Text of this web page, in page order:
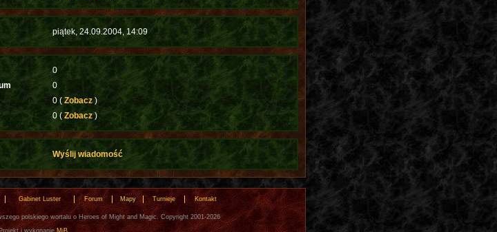
piątek, 24.09.2004, 14:09
0
0
0 ( Zobacz )
0 ( Zobacz )
Wyślij wiadomość
Gabinet Luster Forum Mapy Turnieje Kontakt
polskiego wortalu o Heroes of Might and Magic. Copyright 2001-2026
i wykonanie MiB